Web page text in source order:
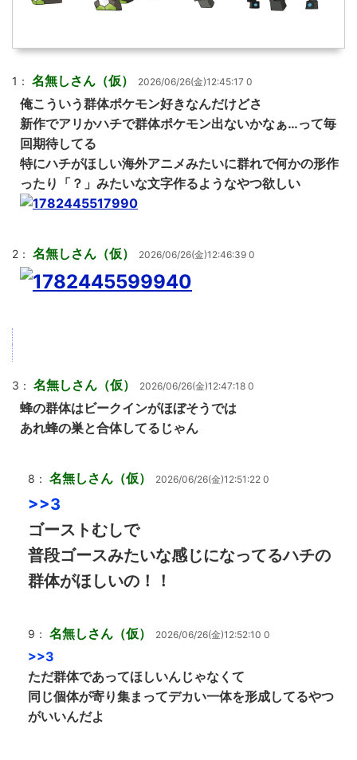
1： 名無しさん（仮） 2026/06/26(金)12:45:17 0
俺こういう群体ポケモン好きなんだけどさ
新作でアリかハチで群体ポケモン出ないかなぁ…って毎
回期待してる
特にハチがほしい海外アニメみたいに群れで何かの形作
ったり「？」みたいな文字作るようなやつ欲しい
2： 名無しさん（仮） 2026/06/26(金)12:46:39 0
3： 名無しさん（仮） 2026/06/26(金)12:47:18 0
蜂の群体はビークインがほぼそうでは
あれ蜂の巣と合体してるじゃん
8： 名無しさん（仮） 2026/06/26(金)12:51:22 0
>>3
ゴーストむしで
普段ゴースみたいな感じになってるハチの
群体がほしいの！！
9： 名無しさん（仮） 2026/06/26(金)12:52:10 0
>>3
ただ群体であってほしいんじゃなくて
同じ個体が寄り集まってデカい一体を形成してるやつ
がいいんだよ